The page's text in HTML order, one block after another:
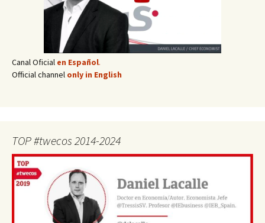
Canal Oficial en Español.
Official channel only in English
TOP #twecos 2014-2024